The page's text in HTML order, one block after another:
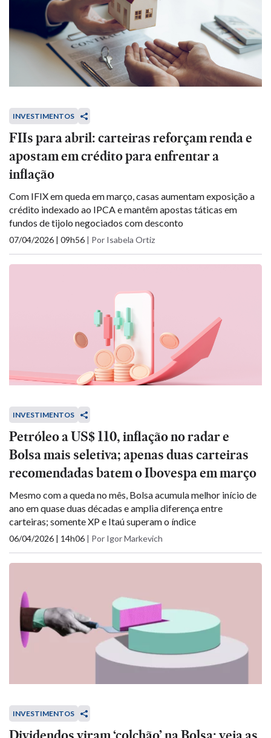
INVESTIMENTOS
FIIs para abril: carteiras reforçam renda e
apostam em crédito para enfrentar a
inflação
Com IFIX em queda em março, casas aumentam exposição a
crédito indexado ao IPCA e mantêm apostas táticas em
fundos de tijolo negociados com desconto
07/04/2026 | 09h56 | Por Isabela Ortiz
INVESTIMENTOS
Petróleo a US$ 110, inflação no radar e
Bolsa mais seletiva; apenas duas carteiras
recomendadas batem o Ibovespa em março
Mesmo com a queda no mês, Bolsa acumula melhor início de
ano em quase duas décadas e amplia diferença entre
carteiras; somente XP e Itaú superam o índice
06/04/2026 | 14h06 | Por Igor Markevich
INVESTIMENTOS